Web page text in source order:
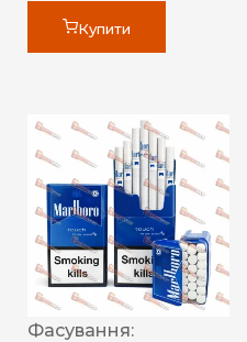
Купити
Фасування: